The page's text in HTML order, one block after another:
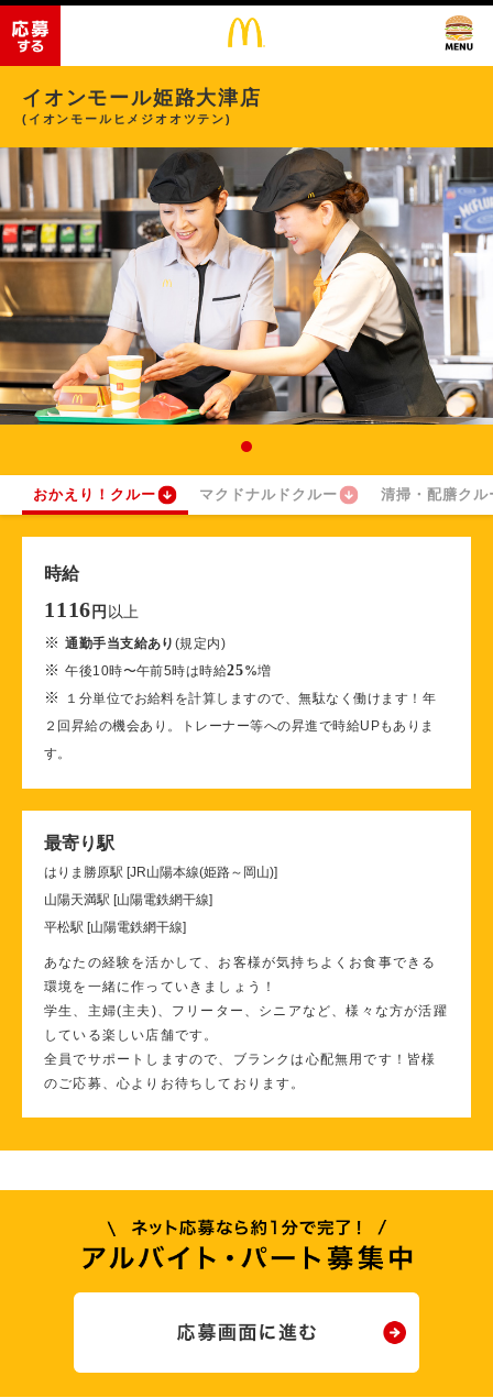
イオンモール姫路大津店
(イオンモールヒメジオオツテン)
おかえり！クルー マクドナルドクルー 清掃・配膳クル
時給
1116 円 以上
※通勤手当支給あり (規定内)
※午後10時〜午前5時は時給25%増
※
１分単位でお給料を計算しますので、無駄なく働けます！年
２回昇給の機会あり。トレーナー等への昇進で時給UPもありま
す。
最寄り駅
はりま勝原駅 [JR山陽本線(姫路～岡山)]
山陽天満駅 [山陽電鉄網干線]
平松駅 [山陽電鉄網干線]
あなたの経験を活かして、お客様が気持ちよくお食事できる
環境を一緒に作っていきましょう！
学生、主婦(主夫)、フリーター、シニアなど、様々な方が活躍
している楽しい店舗です。
全員でサポートしますので、ブランクは心配無用です！皆様
のご応募、心よりお待ちしております。